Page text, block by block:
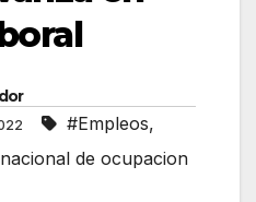
#Empleos,
de ocupacion